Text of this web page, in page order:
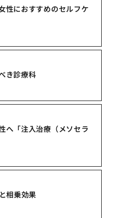
性におすすめのセルフケ
き診療科
へ「注入治療（メソセラ
相乗効果